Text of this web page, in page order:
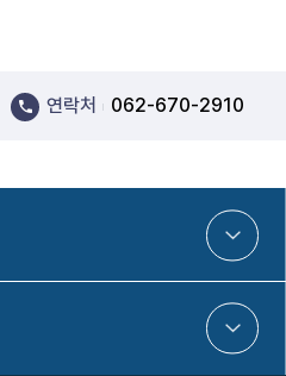
연락처 062-670-2910